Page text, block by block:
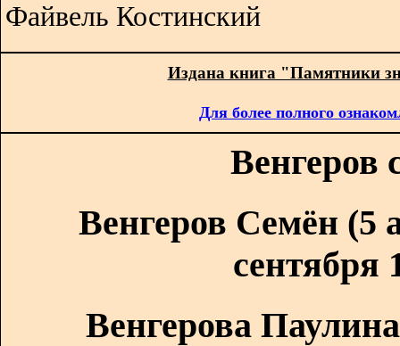
Файвель Костинский
Издана книга "Памятники
Для более полного
Венгеров
Венгеров Семён (5
сентября
Венгерова